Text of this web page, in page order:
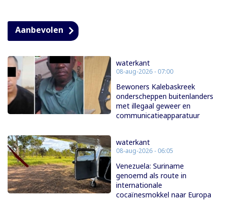
Aanbevolen
waterkant
08-aug-2026 - 07:00
Bewoners Kalebaskreek
onderscheppen buitenlanders
met illegaal geweer en
communicatieapparatuur
waterkant
08-aug-2026 - 06:05
Venezuela: Suriname
genoemd als route in
internationale
cocaïnesmokkel naar Europa